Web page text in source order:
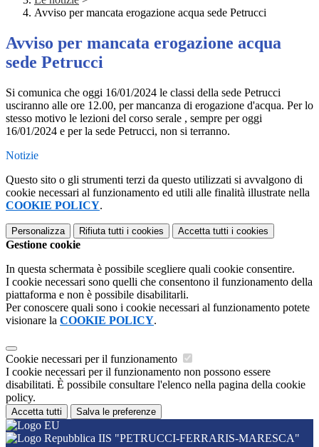
Avviso per mancata erogazione acqua sede Petrucci
Avviso per mancata erogazione acqua
sede Petrucci
Si comunica che oggi 16/01/2024 le classi della sede Petrucci
usciranno alle ore 12.00, per mancanza di erogazione d'acqua. Per lo
stesso motivo le lezioni del corso serale , sempre per oggi
16/01/2024 e per la sede Petrucci, non si terranno.
Notizie
Questo sito o gli strumenti terzi da questo utilizzati si avvalgono di
cookie necessari al funzionamento ed utili alle finalità illustrate nella
COOKIE POLICY.
Personalizza Rifiuta tutti i cookies Accetta tutti i cookies
Gestione cookie
In questa schermata è possibile scegliere quali cookie consentire.
I cookie necessari sono quelli che consentono il funzionamento della
piattaforma e non è possibile disabilitarli.
Per conoscere quali sono i cookie necessari al funzionamento potete
visionare la COOKIE POLICY.
Cookie necessari per il funzionamento
I cookie necessari per il funzionamento non possono essere
disabilitati. È possibile consultare l'elenco nella pagina della cookie
policy.
Accetta tutti Salva le preferenze
IIS "PETRUCCI-FERRARIS-MARESCA"